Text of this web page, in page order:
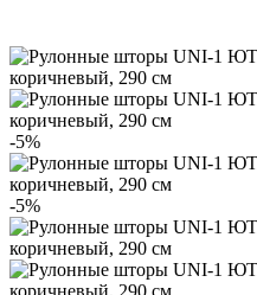
-5%
-5%